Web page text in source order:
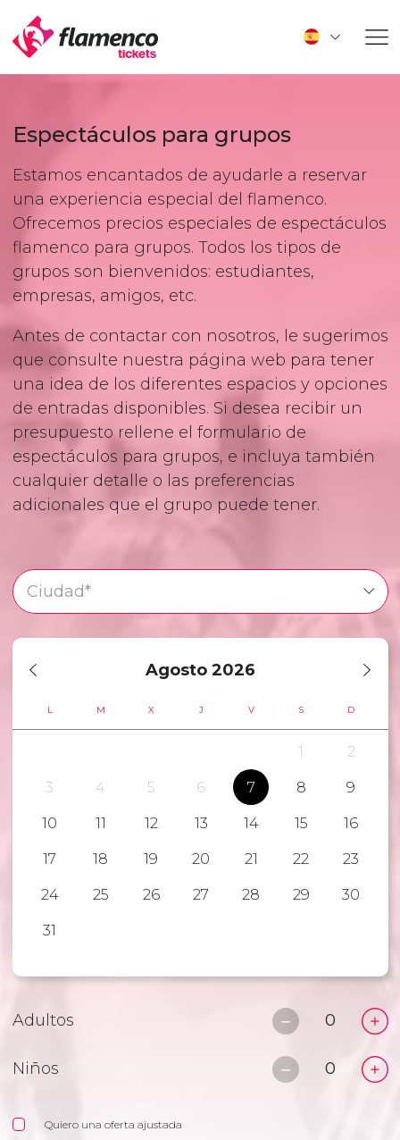
Espectáculos para grupos
Estamos encantados de ayudarle a reservar
una experiencia especial del flamenco.
Ofrecemos precios especiales de espectáculos
flamenco para grupos. Todos los tipos de
grupos son bienvenidos: estudiantes,
empresas, amigos, etc.
Antes de contactar con nosotros, le sugerimos
que consulte nuestra página web para tener
una idea de los diferentes espacios y opciones
de entradas disponibles. Si desea recibir un
presupuesto rellene el formulario de
espectáculos para grupos, e incluya también
cualquier detalle o las preferencias
adicionales que el grupo puede tener.
Agosto 2026
L M X J V S D
1
2
3
4 5 6 7 8
9
10
11 12 13 14 15
16
17
18 19 20 21 22
23
24
25 26 27 28 29
30
31
Adultos
Niños
Quiero una oferta ajustada